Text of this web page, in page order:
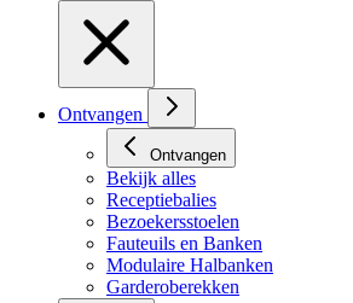
Ontvangen
Ontvangen
Bekijk alles
Receptiebalies
Bezoekersstoelen
Fauteuils en Banken
Modulaire Halbanken
Garderoberekken